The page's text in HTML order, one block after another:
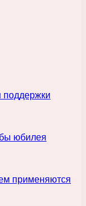
поддержки
юбилея
применяются